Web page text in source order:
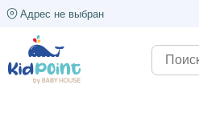
Адрес не выбран